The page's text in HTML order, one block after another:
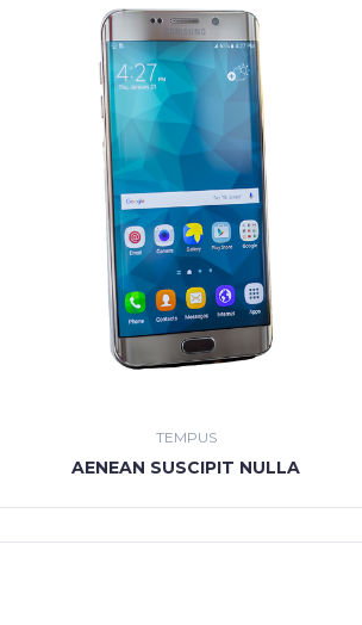
TEMPUS
AENEAN SUSCIPIT NULLA